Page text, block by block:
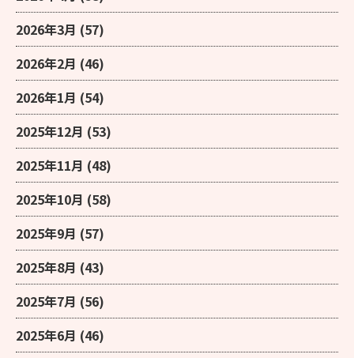
2026年3月 (57)
2026年2月 (46)
2026年1月 (54)
2025年12月 (53)
2025年11月 (48)
2025年10月 (58)
2025年9月 (57)
2025年8月 (43)
2025年7月 (56)
2025年6月 (46)